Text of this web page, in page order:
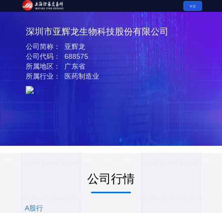
中文
深圳市亚辉龙生物科技股份有限公司
公司简称： 亚辉龙
公司代码： 688575
所属地区： 广东省
所属行业： 医药制造业
公司行情
A股行